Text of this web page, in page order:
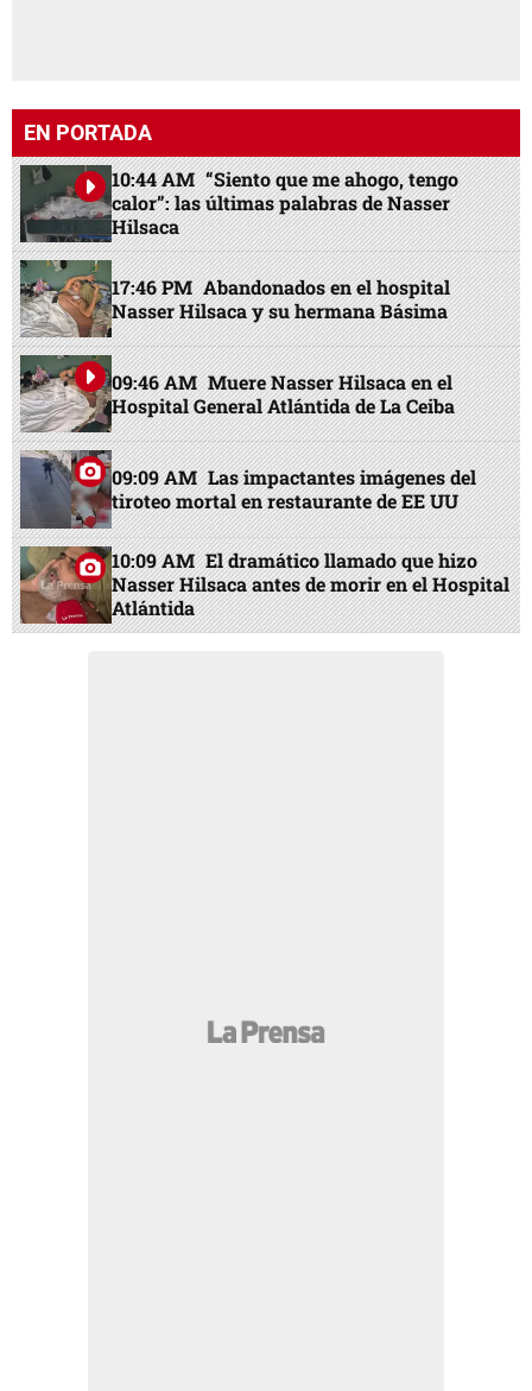
EN PORTADA
10:44 AM “Siento que me ahogo, tengo
calor”: las últimas palabras de Nasser
Hilsaca
17:46 PM Abandonados en el hospital
Nasser Hilsaca y su hermana Básima
09:46 AM Muere Nasser Hilsaca en el
Hospital General Atlántida de La Ceiba
09:09 AM Las impactantes imágenes del
tiroteo mortal en restaurante de EE UU
10:09 AM El dramático llamado que hizo
Nasser Hilsaca antes de morir en el Hospital
Atlántida